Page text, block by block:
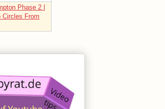
Phase 2 |
Circles From